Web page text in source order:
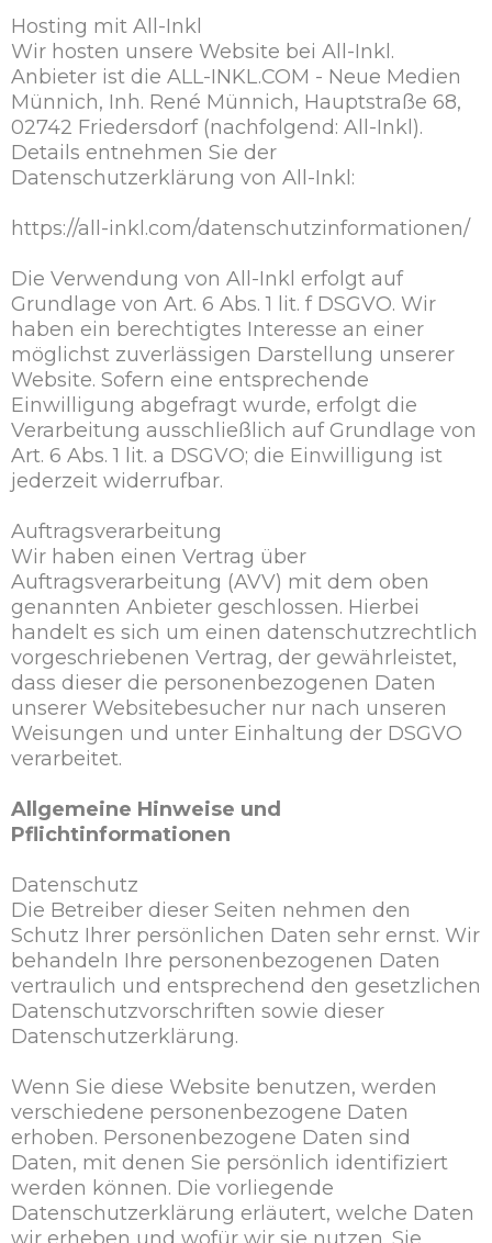
Hosting mit All-Inkl
Wir hosten unsere Website bei All-Inkl.
Anbieter ist die ALL-INKL.COM - Neue Medien
Münnich, Inh. René Münnich, Hauptstraße 68,
02742 Friedersdorf (nachfolgend: All-Inkl).
Details entnehmen Sie der
Datenschutzerklärung von All-Inkl:
https://all-inkl.com/datenschutzinformationen/
Die Verwendung von All-Inkl erfolgt auf
Grundlage von Art. 6 Abs. 1 lit. f DSGVO. Wir
haben ein berechtigtes Interesse an einer
möglichst zuverlässigen Darstellung unserer
Website. Sofern eine entsprechende
Einwilligung abgefragt wurde, erfolgt die
Verarbeitung ausschließlich auf Grundlage von
Art. 6 Abs. 1 lit. a DSGVO; die Einwilligung ist
jederzeit widerrufbar.
Auftragsverarbeitung
Wir haben einen Vertrag über
Auftragsverarbeitung (AVV) mit dem oben
genannten Anbieter geschlossen. Hierbei
handelt es sich um einen datenschutzrechtlich
vorgeschriebenen Vertrag, der gewährleistet,
dass dieser die personenbezogenen Daten
unserer Websitebesucher nur nach unseren
Weisungen und unter Einhaltung der DSGVO
verarbeitet.
Allgemeine Hinweise und
Pflichtinformationen
Datenschutz
Die Betreiber dieser Seiten nehmen den
Schutz Ihrer persönlichen Daten sehr ernst. Wir
behandeln Ihre personenbezogenen Daten
vertraulich und entsprechend den gesetzlichen
Datenschutzvorschriften sowie dieser
Datenschutzerklärung.
Wenn Sie diese Website benutzen, werden
verschiedene personenbezogene Daten
erhoben. Personenbezogene Daten sind
Daten, mit denen Sie persönlich identifiziert
werden können. Die vorliegende
Datenschutzerklärung erläutert, welche Daten